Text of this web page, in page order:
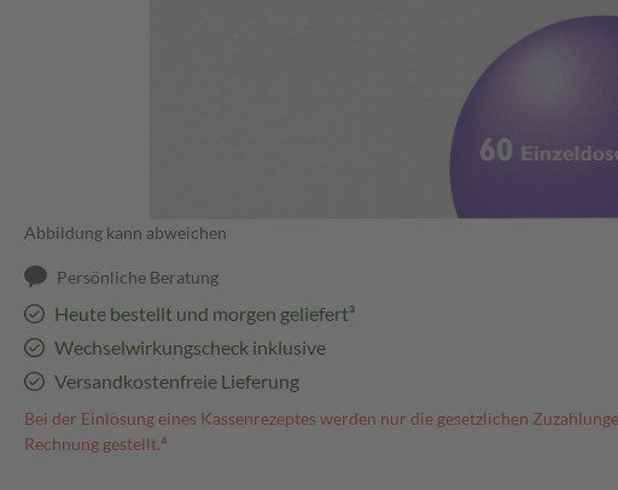
Abbildung kann abweichen
Persönliche Beratung
Heute bestellt und morgen geliefert³
Wechselwirkungscheck inklusive
Versandkostenfreie Lieferung
Bei der Einlösung eines Kassenrezeptes werden nur die gesetzlichen
Rechnung gestellt.⁴